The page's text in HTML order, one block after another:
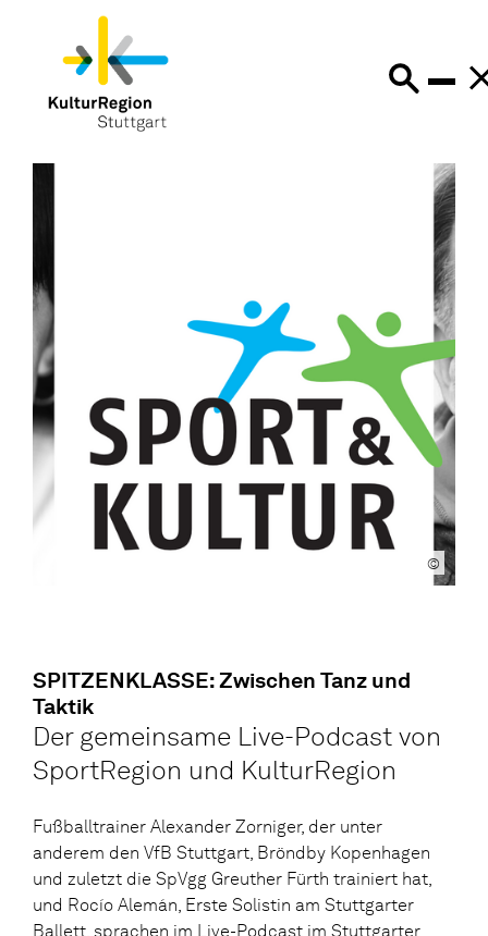
©
SPITZENKLASSE: Zwischen Tanz und
Taktik
Der gemeinsame Live-Podcast von
SportRegion und KulturRegion
Fußballtrainer Alexander Zorniger, der unter
anderem den VfB Stuttgart, Bröndby Kopenhagen
und zuletzt die SpVgg Greuther Fürth trainiert hat,
und Rocío Alemán, Erste Solistin am Stuttgarter
Ballett, sprachen im Live-Podcast im Stuttgarter